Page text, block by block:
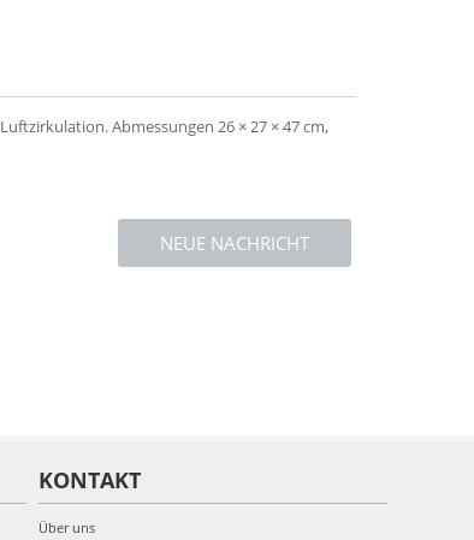
Abmessungen 26 × 27 × 47 cm,
NEUE NACHRICHT
KONTAKT
Über uns